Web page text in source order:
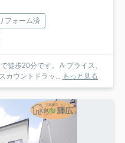
リフォーム済
徒歩20分です。 A-プライス、
カウントドラッ...
もっと見る